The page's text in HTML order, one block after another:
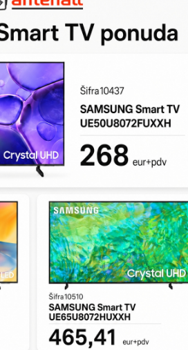
Komplet motora za krilne kapije MONOS4/
Komplet
KATALOŠKI BROJ:
Teleskopski
dužine krila do
Napajanje motora:
Snaga motora:
Frekvencija
Zaštita: IP43
Vreme otvaranja
Brzina opreracije:
Potisak: 2400N
Kontrolna